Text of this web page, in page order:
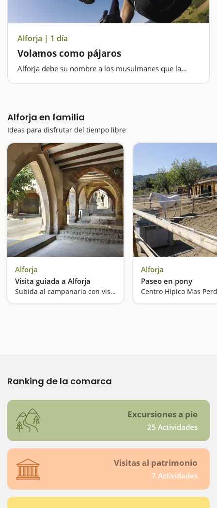
Alforja | 1 día
Volamos como pájaros
Alforja debe su nombre a los musulmanes que la
espectaculares que podremos…
Alforja en familia
Ideas para disfrutar del tiempo libre
Alforja
Visita guiada a Alforja
Subida al campanario con vistas panorámicas
Alforja
Paseo en pony
Centro Hípico Mas
Ranking de la comarca
Excursiones a pie
25 Actividades
Visitas al patrimonio
7 Actividades